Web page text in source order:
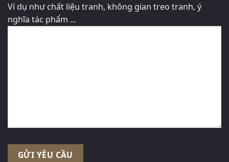
Ví dụ như chất liệu tranh, không gian treo tranh, ý
nghĩa tác phẩm ...